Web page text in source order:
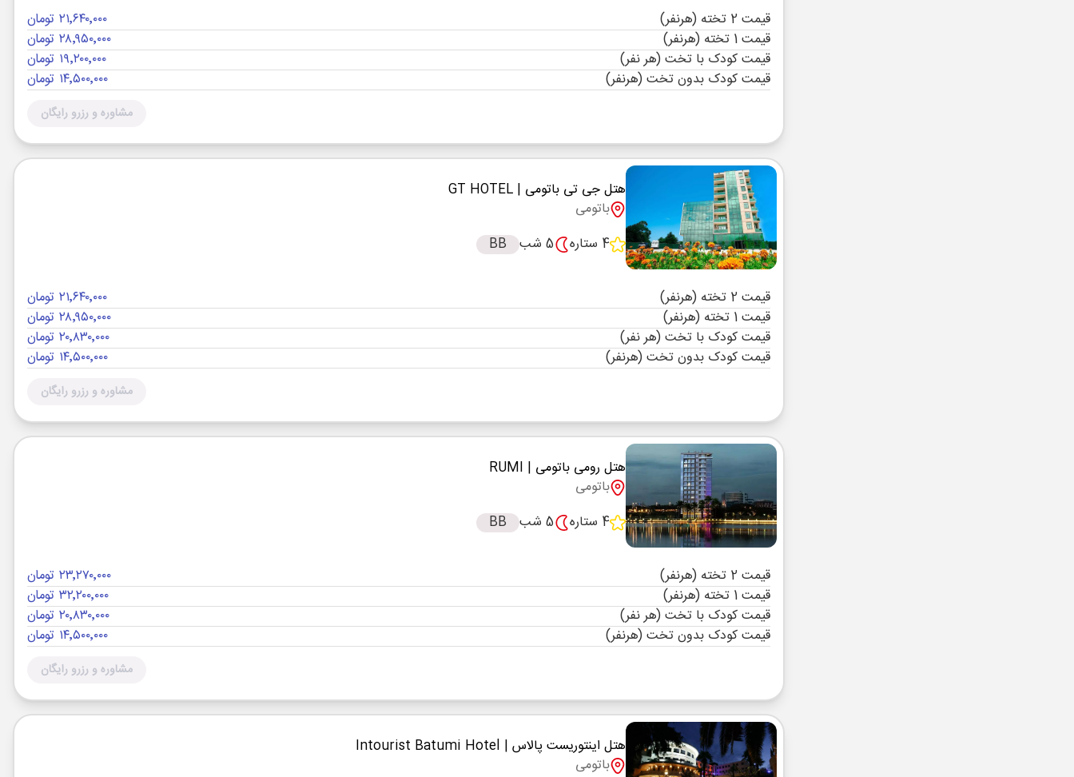
قیمت 2 تخته (هرنفر)
۲۱٬۶۴۰٬۰۰۰ تومان
قیمت 1 تخته (هرنفر)
۲۸٬۹۵۰٬۰۰۰ تومان
قیمت کودک با تخت (هر نفر)
۱۹٬۲۰۰٬۰۰۰ تومان
قیمت کودک بدون تخت (هرنفر)
۱۴٬۵۰۰٬۰۰۰ تومان
مشاوره و رزرو رایگان
هتل جی تی باتومی | GT HOTEL
باتومی
4 ستاره
5 شب BB
قیمت 2 تخته (هرنفر)
۲۱٬۶۴۰٬۰۰۰ تومان
قیمت 1 تخته (هرنفر)
۲۸٬۹۵۰٬۰۰۰ تومان
قیمت کودک با تخت (هر نفر)
۲۰٬۸۳۰٬۰۰۰ تومان
قیمت کودک بدون تخت (هرنفر)
۱۴٬۵۰۰٬۰۰۰ تومان
مشاوره و رزرو رایگان
هتل رومی باتومی | RUMI
باتومی
4 ستاره
5 شب BB
قیمت 2 تخته (هرنفر)
۲۳٬۲۷۰٬۰۰۰ تومان
قیمت 1 تخته (هرنفر)
۳۲٬۲۰۰٬۰۰۰ تومان
قیمت کودک با تخت (هر نفر)
۲۰٬۸۳۰٬۰۰۰ تومان
قیمت کودک بدون تخت (هرنفر)
۱۴٬۵۰۰٬۰۰۰ تومان
مشاوره و رزرو رایگان
هتل اینتوریست پالاس | Intourist Batumi Hotel
باتومی